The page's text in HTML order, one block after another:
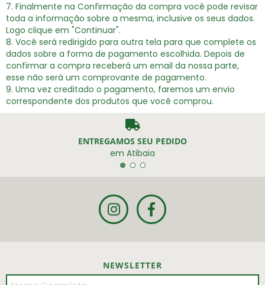
Finalmente na Confirmação da compra você pode revisar
toda a informação sobre a mesma, inclusive os seus dados.
Logo clique em "Continuar".
Você será redirigido para outra tela para que complete os
dados sobre a forma de pagamento escolhida. Depois de
confirmar a compra receberá um email da nossa parte,
esse não será um comprovante de pagamento.
Uma vez creditado o pagamento, faremos um envio
correspondente dos produtos que você comprou.
ENTREGAMOS SEU PEDIDO
em Atibaia
NEWSLETTER